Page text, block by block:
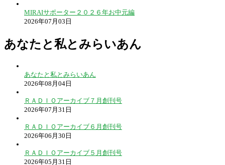
MIRAIサポーター２０２６年お中元編
2026年07月03日
あなたと私とみらいあん
あなたと私とみらいあん
2026年08月04日
ＲＡＤＩＯアーカイブ７月創刊号
2026年07月31日
ＲＡＤＩＯアーカイブ６月創刊号
2026年06月30日
ＲＡＤＩＯアーカイブ５月創刊号
2026年05月31日